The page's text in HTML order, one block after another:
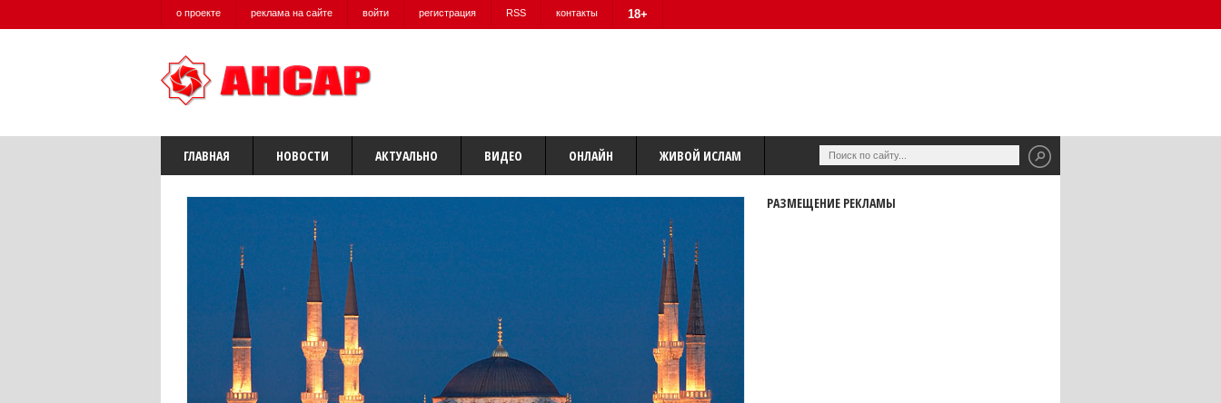
о проекте реклама на сайте войти регистрация RSS контакты 18+
ГЛАВНАЯ НОВОСТИ АКТУАЛЬНО ВИДЕО ОНЛАЙН ЖИВОЙ ИСЛАМ
РАЗМЕЩЕНИЕ РЕКЛАМЫ